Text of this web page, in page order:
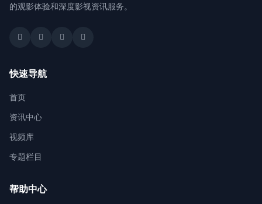
的观影体验和深度影视资讯服务。
快速导航
首页
资讯中心
视频库
专题栏目
帮助中心